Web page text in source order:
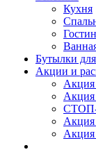
Кухня
Бутылки
Акции и
Акция
Акция
СТОП-
Акция
Акция